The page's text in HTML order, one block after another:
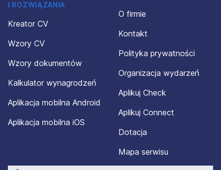
I ROZWIĄZANIA
Kreator CV
Wzory CV
Wzory dokumentów
Kalkulator wynagrodzeń
Aplikacja mobilna Android
Aplikacja mobilna iOS
O firmie
Kontakt
Polityka prywatności
Organizacja wydarzeń
Aplikuj Check
Aplikuj Connect
Dotacja
Mapa serwisu